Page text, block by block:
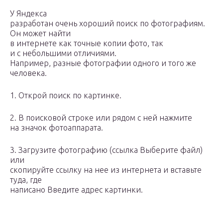
У Яндекса
разработан очень хороший поиск по фотографиям.
Он может найти
в интернете как точные копии фото, так
и с небольшими отличиями.
Например, разные фотографии одного и того же
человека.
1. Открой поиск по картинке.
2. В поисковой строке или рядом с ней нажмите
на значок фотоаппарата.
3. Загрузите фотографию (ссылка Выберите файл)
или
скопируйте ссылку на нее из интернета и вставьте
туда, где
написано Введите адрес картинки.